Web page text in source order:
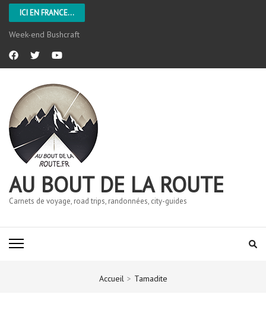
ICI EN FRANCE...
Week-end Bushcraft
AU BOUT DE LA ROUTE
Carnets de voyage, road trips, randonnées, city-guides
Accueil > Tamadite